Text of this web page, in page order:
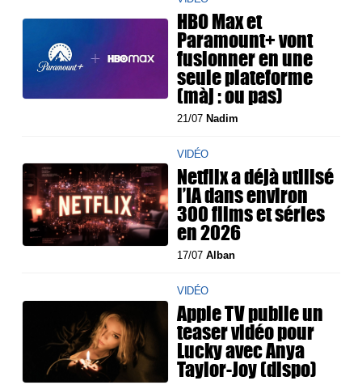
HBO Max et
Paramount+ vont
fusionner en une
seule plateforme
(màj : ou pas)
21/07 Nadim
VIDÉO
Netflix a déjà utilisé
l’IA dans environ
300 films et séries
en 2026
17/07Alban
VIDÉO
Apple TV publie un
teaser vidéo pour
Lucky avec Anya
Taylor-Joy (dispo)